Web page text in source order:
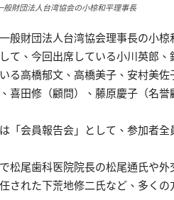
般財団法人台湾協会の小椋和平理事長
般財団法人台湾協会理事長の小椋
て、今回出席している小川英郎
る高橋郁文、高橋美子、安村美
喜田修（顧問）、藤原慶子（名誉
「会員報告会」として、参加者
松尾歯科医院院長の松尾通氏や
された下荒地修二氏など、多く